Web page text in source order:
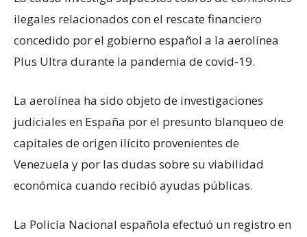
ilegales relacionados con el rescate financiero
concedido por el gobierno español a la aerolínea
Plus Ultra durante la pandemia de covid-19.
La aerolínea ha sido objeto de investigaciones
judiciales en España por el presunto blanqueo de
capitales de origen ilícito provenientes de
Venezuela y por las dudas sobre su viabilidad
económica cuando recibió ayudas públicas.
La Policía Nacional española efectuó un registro en